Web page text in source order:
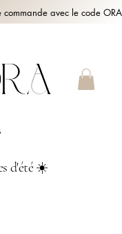
avec le code
d'été ☀️